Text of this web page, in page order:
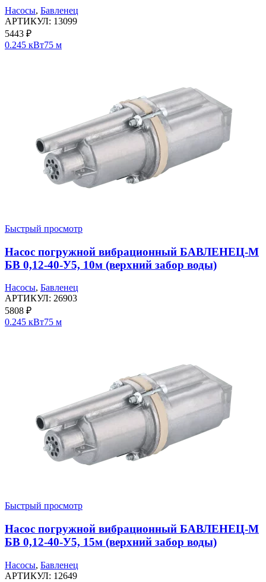
Насосы, Бавленец
АРТИКУЛ: 13099
5443 ₽
0.245 кВт75 м
Быстрый просмотр
Насос погружной вибрационный БАВЛЕНЕЦ-М
БВ 0,12-40-У5, 10м (верхний забор воды)
Насосы, Бавленец
АРТИКУЛ: 26903
5808 ₽
0.245 кВт75 м
Быстрый просмотр
Насос погружной вибрационный БАВЛЕНЕЦ-М
БВ 0,12-40-У5, 15м (верхний забор воды)
Насосы, Бавленец
АРТИКУЛ: 12649